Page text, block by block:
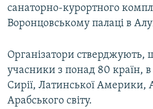
Усі сайти RFE/RL
санаторно-курортного
Воронцовському палаці в
Організатори стверджують,
учасники з понад 80 країн,
Сирії, Латинської Америки,
Арабського світу.